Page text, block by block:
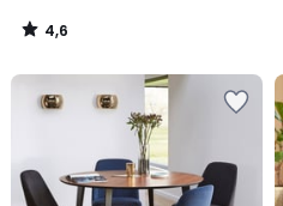
4,6
/